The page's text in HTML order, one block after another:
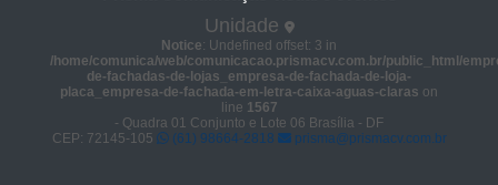
Unidade
Notice: Undefined offset: 3 in
/home/comunica/web/comunicacao.prismacv.com.br/public_html/
de-fachadas-de-lojas_empresa-de-fachada-de-loja-
placa_empresa-de-fachada-em-letra-caixa-aguas-claras on
line 1567
- Quadra 01 Conjunto e Lote 06 Brasília - DF
CEP: 72145-105
(61) 98664-2818 prisma@prismacv.com.br